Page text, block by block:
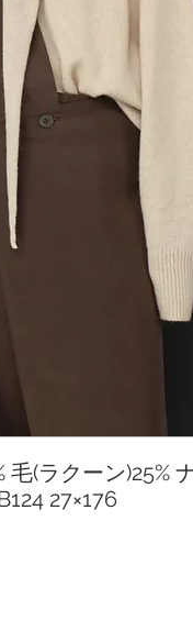
毛(ラクーン)25%
27×176